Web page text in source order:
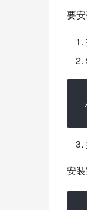
要
安